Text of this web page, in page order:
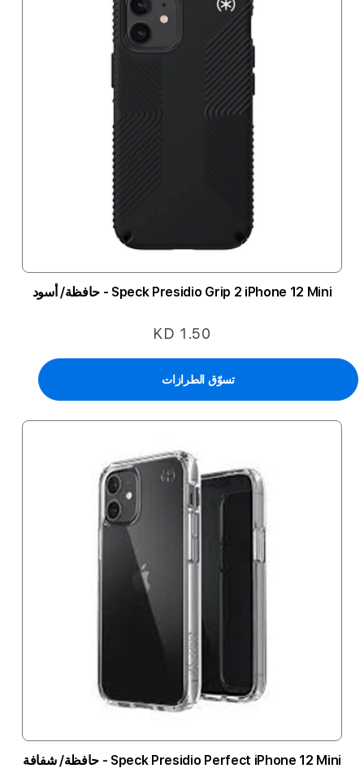
Speck Presidio Grip 2 iPhone 12 Mini - حافظة/ أسود
KD 1.50
تسوّق الطرازات
Speck Presidio Perfect iPhone 12 Mini - حافظة/ شفافة